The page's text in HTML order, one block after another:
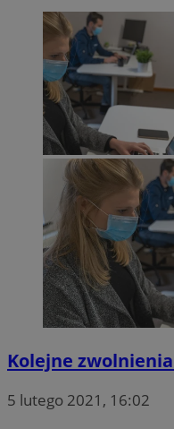
Kolejne
5 lutego 2021, 16:02